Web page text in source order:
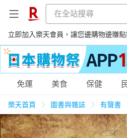
立即加入樂天會員，讓您邊購物邊賺點
購物網分類
天天免運 美食蛋糕
免運 美食 保健
樂天首頁 圖書與雜誌 有聲書